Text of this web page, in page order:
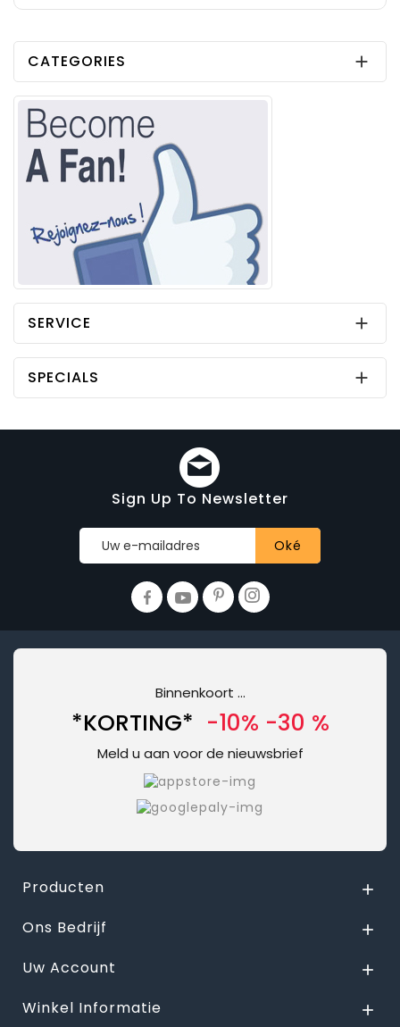
CATEGORIES 
SERVICE 
SPECIALS 
Sign Up To Newsletter
Binnenkoort ...
*KORTING* -10% -30 %
Meld u aan voor de nieuwsbrief
Producten 
Ons Bedrijf 
Uw Account 
Winkel Informatie 